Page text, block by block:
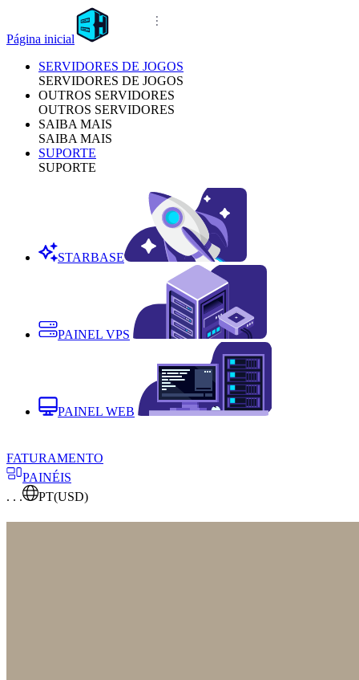
Página inicial
SERVIDORES DE JOGOS
SERVIDORES DE JOGOS
OUTROS SERVIDORES
OUTROS SERVIDORES
SAIBA MAIS
SAIBA MAIS
SUPORTE
SUPORTE
STARBASE
PAINEL VPS
PAINEL WEB
FATURAMENTO
PAINÉIS
. . .
PT(USD)